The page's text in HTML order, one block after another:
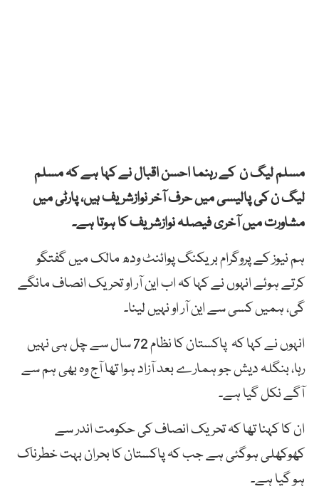
مسلم لیگ ن کے رہنما احسن اقبال نے کہا ہے کہ مسلم
لیگ ن کی پالیسی میں حرف آخر نوازشریف ہیں، پارٹی میں
مشاورت میں آخری فیصلہ نوازشریف کا ہوتا ہے۔
ہم نیوز کے پروگرام بریکنگ پوائنٹ ودھ مالک میں گفتگو
کرتے ہوئے انہوں نے کہا کہ اب این آر او تحریک انصاف مانگے
گی، ہمیں کسی سے این آر او نہیں لینا۔
انہوں نے کہا کہ پاکستان کا نظام 72 سال سے چل ہی نہیں
رہا، بنگلہ دیش جو ہمارے بعد آزاد ہوا تھا آج وہ بھی ہم سے
آگے نکل گیا ہے۔
ان کا کہنا تھا کہ تحریک انصاف کی حکومت اندر سے
کھوکھلی ہوگئی ہے جب کہ پاکستان کا بحران بہت خطرناک
ہو گیا ہے۔